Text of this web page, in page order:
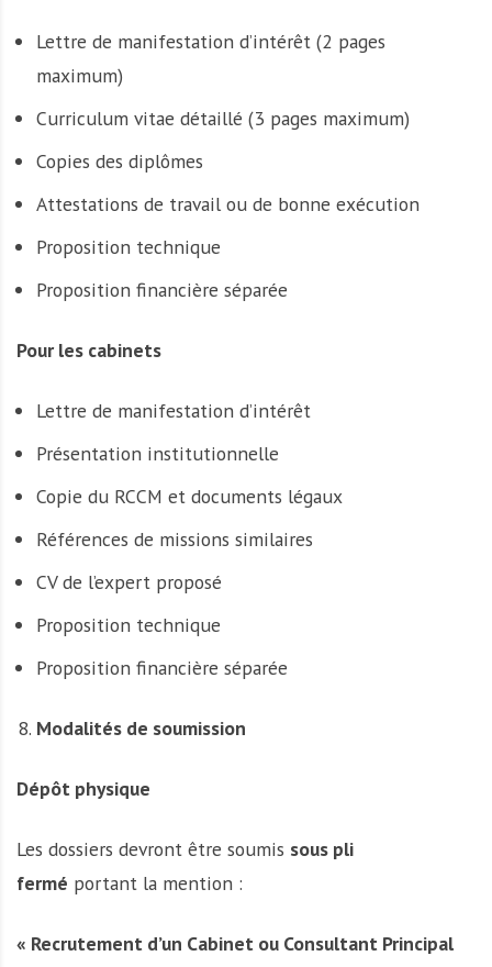
Lettre de manifestation d’intérêt (2 pages
maximum)
Curriculum vitae détaillé (3 pages maximum)
Copies des diplômes
Attestations de travail ou de bonne exécution
Proposition technique
Proposition financière séparée
Pour les cabinets
Lettre de manifestation d’intérêt
Présentation institutionnelle
Copie du RCCM et documents légaux
Références de missions similaires
CV de l’expert proposé
Proposition technique
Proposition financière séparée
Modalités de soumission
Dépôt physique
Les dossiers devront être soumis sous pli
fermé portant la mention :
« Recrutement d’un Cabinet ou Consultant Principal